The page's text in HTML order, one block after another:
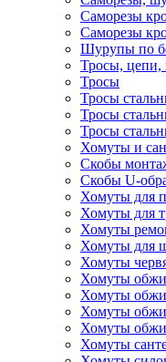
Саморезы
Саморезы
Шурупы по
Тросы, цепи,
Тросы
Тросы
Тросы
Тросы
Хомуты и
Скобы
Скобы U-
Хомуты для
Хомуты для
Хомуты
Хомуты для
Хомуты
Хомуты
Хомуты
Хомуты
Хомуты
Хомуты